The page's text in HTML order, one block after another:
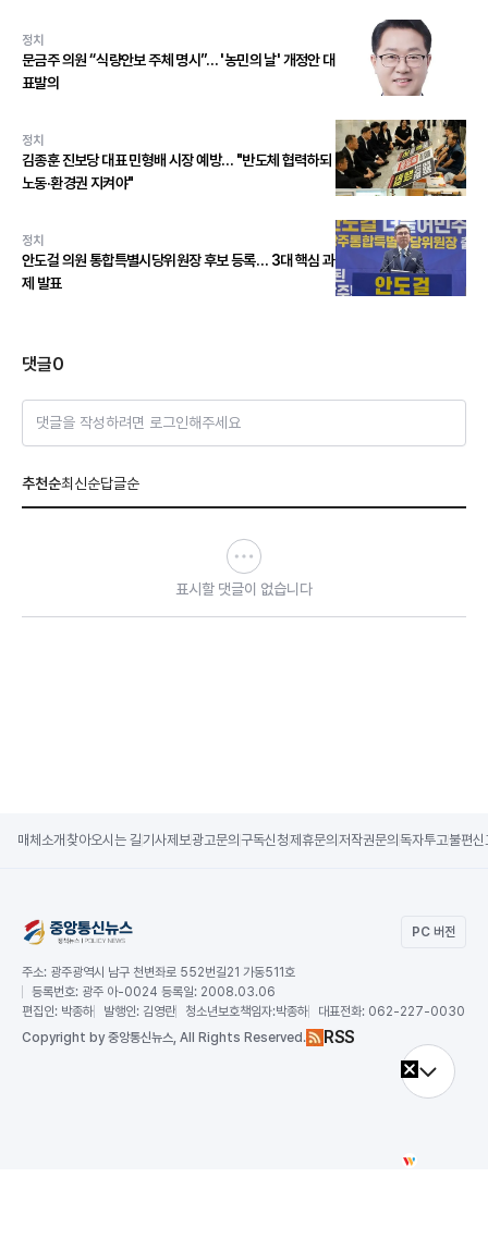
정치
문금주 의원 “식량안보 주체 명시”… '농민의 날' 개정안 대
표발의
정치
김종훈 진보당 대표 민형배 시장 예방… "반도체 협력하되
노동·환경권 지켜야"
정치
안도걸 의원 통합특별시당위원장 후보 등록… 3대 핵심 과
제 발표
댓글0
댓글을 작성하려면 로그인해주세요
추천순최신순답글순
표시할 댓글이 없습니다
매체소개 찾아오시는 길기사제보광고문의 구독신청제휴문의 저작권문의 독자투고불편신
PC 버전
주소: 광주광역시 남구 천변좌로 552번길21 가동511호
등록번호: 광주 아-0024 등록일: 2008.03.06
편집인: 박종하 발행인: 김영란 청소년보호책임자:박종하 대표전화: 062-227-0030
Copyright by 중앙통신뉴스, All Rights Reserved. RSS